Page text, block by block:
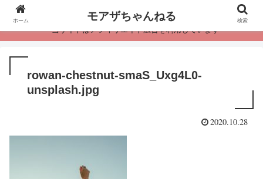
・当サイトはアフィリエイト広告を利用しています
rowan-chestnut-smaS_Uxg4L0-
unsplash.jpg
2020.10.28
ホーム モアザちゃんねる 検索